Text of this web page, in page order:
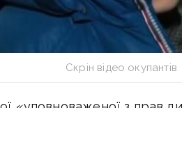
Скрін відео окупантів
«уповноваженої з прав